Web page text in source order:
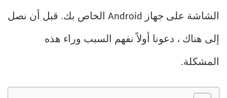
الشاشة على جهاز Android الخاص بك. قبل أن نصل
إلى هناك ، دعونا أولاً نفهم السبب وراء هذه
المشكلة.